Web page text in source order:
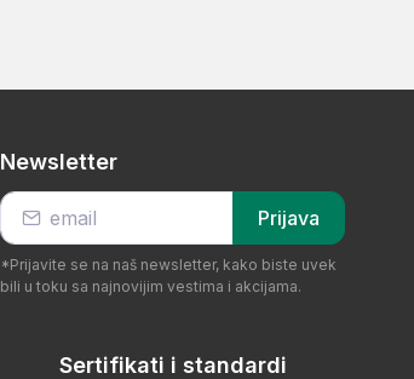
Newsletter
Prijava
*Prijavite se na naš newsletter, kako biste uvek
bili u toku sa najnovijim vestima i akcijama.
Sertifikati i standardi